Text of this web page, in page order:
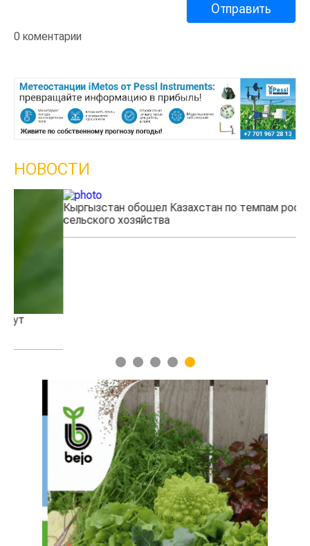
0 коментарии
НОВОСТИ
Кыргызстан обошел Казахстан по темпам роста
сельского хозяйства
1 2 3 4 5